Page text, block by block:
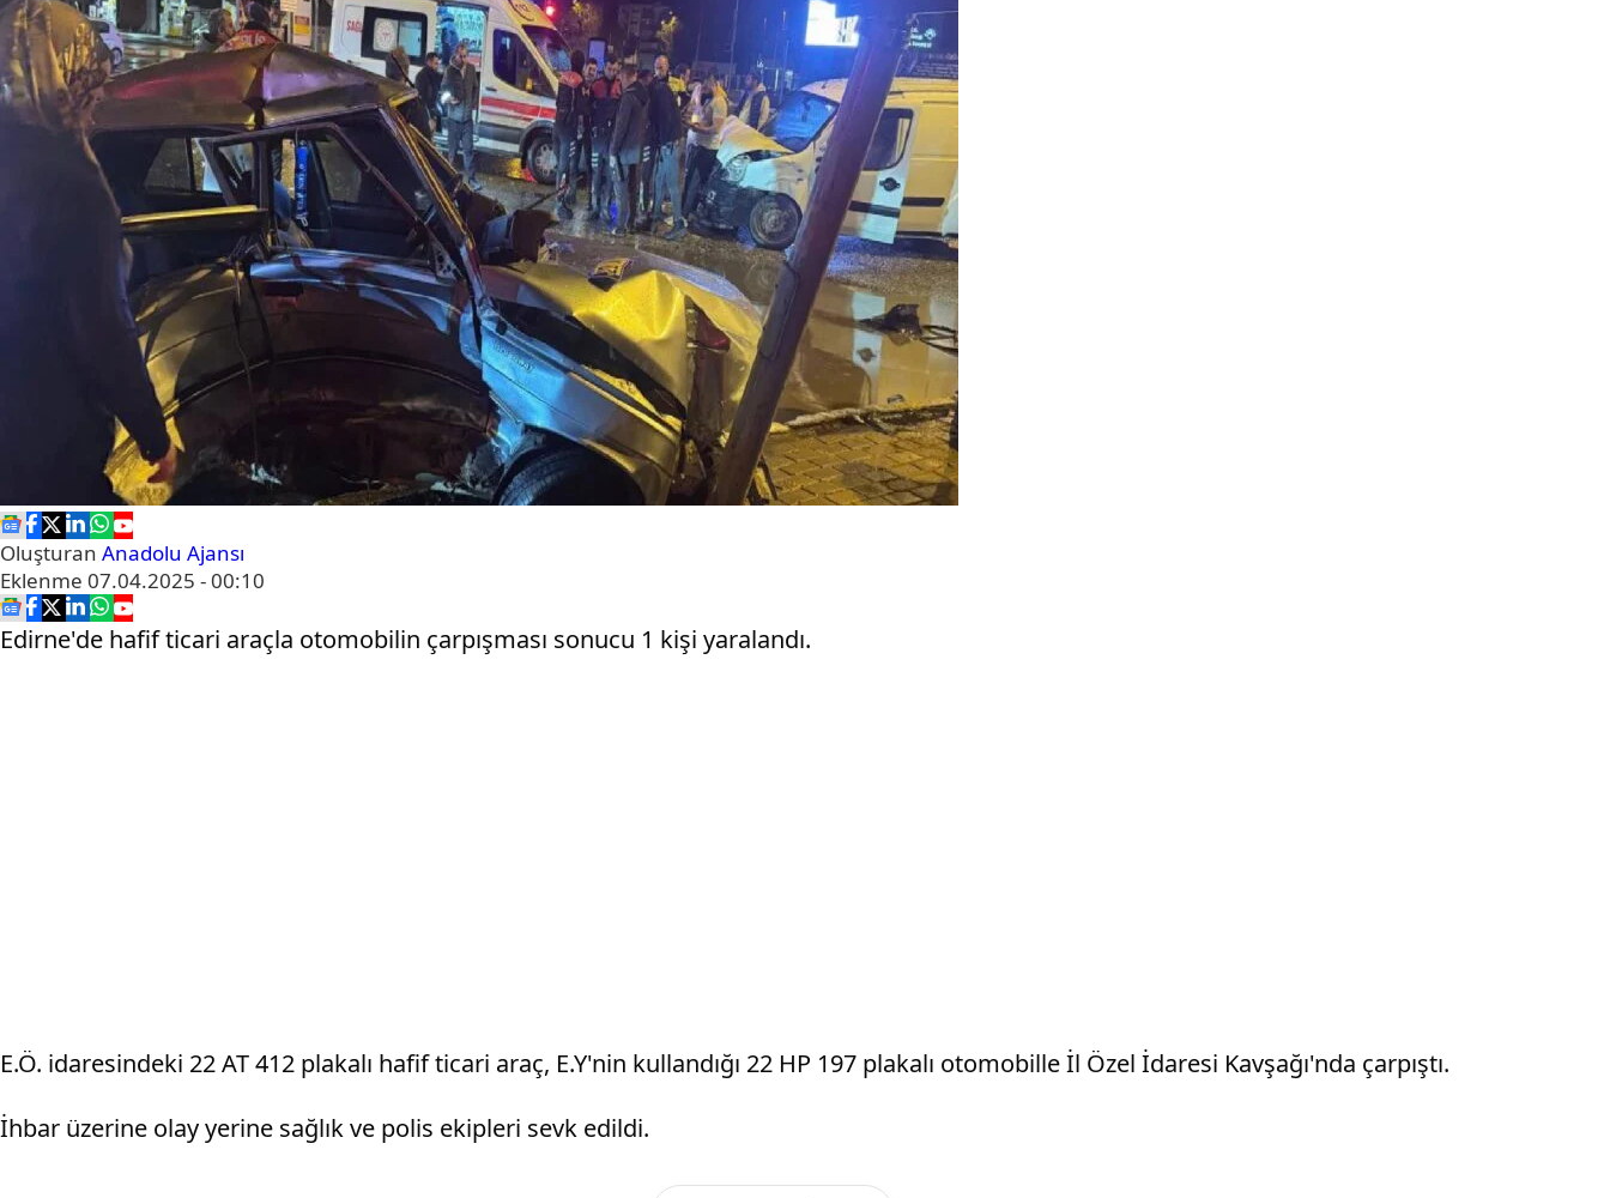
Oluşturan Anadolu Ajansı
Eklenme 07.04.2025 - 00:10
Edirne'de hafif ticari araçla otomobilin çarpışması sonucu 1 kişi yaralandı.
E.Ö. idaresindeki 22 AT 412 plakalı hafif ticari araç, E.Y'nin kullandığı 22 HP 197 plakalı otomobille İl Özel İdaresi Kavşağı'nda çarpıştı.
İhbar üzerine olay yerine sağlık ve polis ekipleri sevk edildi.